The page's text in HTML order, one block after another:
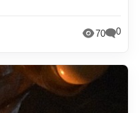
70 0